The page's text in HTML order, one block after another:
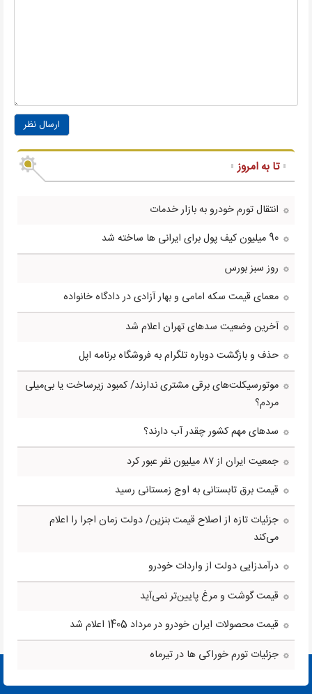
ارسال نظر
تا به امروز
انتقال تورم خودرو به بازار خدمات
90 میلیون کیف پول برای ایرانی ها ساخته شد
روز سبز بورس
معمای قیمت سکه امامی و بهار آزادی در دادگاه خانواده
آخرین وضعیت سدهای تهران اعلام شد
حذف و بازگشت دوباره تلگرام به فروشگاه برنامه اپل
موتورسیکلت‌های برقی مشتری ندارند/ کمبود زیرساخت یا بی‌میلی
مردم؟
سدهای مهم کشور چقدر آب دارند؟
جمعیت ایران از ۸۷ میلیون نفر عبور کرد
قیمت برق تابستانی به اوج زمستانی رسید
جزئیات تازه از اصلاح قیمت بنزین/ دولت زمان اجرا را اعلام
می‌کند
درآمدزایی دولت از واردات خودرو
قیمت گوشت و مرغ پایین‌تر نمی‌آید
قیمت محصولات ایران خودرو در مرداد 1405 اعلام شد
جزئیات تورم خوراکی ها در تیرماه